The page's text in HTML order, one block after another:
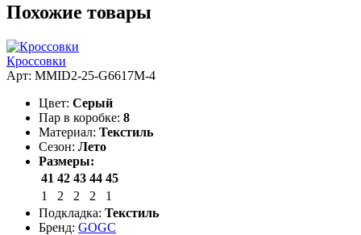
Похожие товары
Кроссовки
Арт: MMID2-25-G6617M-4
Цвет: Серый
Пар в коробке: 8
Материал: Текстиль
Сезон: Лето
Размеры:
41 42 43 44 45
1
2 2 2
1
Подкладка: Текстиль
Бренд: GOGC